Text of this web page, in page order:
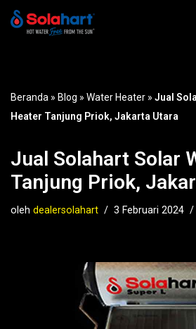
Beranda » Blog » Water Heater » Jual
Heater Tanjung Priok, Jakarta Utara
Jual Solahart Solar
Tanjung Priok,
oleh dealersolahart 3 Februari 2024